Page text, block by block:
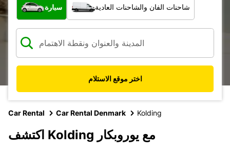
سيارة شاحنات الفان والشاحنات العادية
اختر موقع الاستلام
Car Rental Car Rental Denmark Kolding
اكتشف Kolding مع يوروبكار